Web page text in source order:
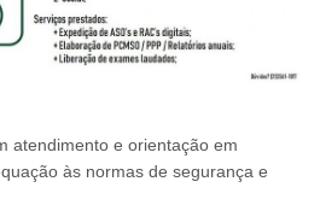
atendimento e orientação em
às normas de segurança e